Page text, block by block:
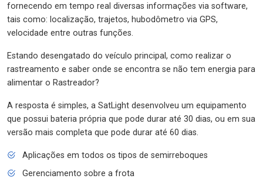
fornecendo em tempo real diversas informações via software,
tais como: localização, trajetos, hubodômetro via GPS,
velocidade entre outras funções.
Estando desengatado do veículo principal, como realizar o
rastreamento e saber onde se encontra se não tem energia para
alimentar o Rastreador?
A resposta é simples, a SatLight desenvolveu um equipamento
que possui bateria própria que pode durar até 30 dias, ou em sua
versão mais completa que pode durar até 60 dias.
Aplicações em todos os tipos de semirreboques
Gerenciamento sobre a frota